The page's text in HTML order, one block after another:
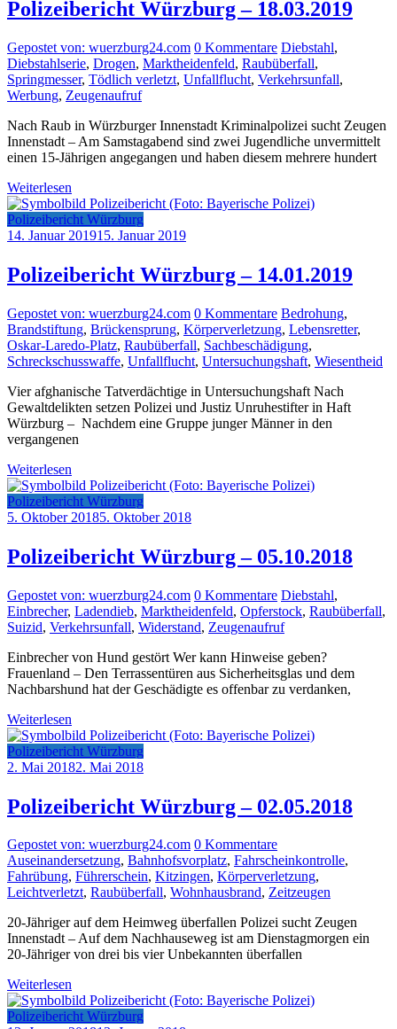
Polizeibericht Würzburg – 18.03.2019
Gepostet von: wuerzburg24.com 0 Kommentare Diebstahl,
Diebstahlserie, Drogen, Marktheidenfeld, Raubüberfall,
Springmesser, Tödlich verletzt, Unfallflucht, Verkehrsunfall,
Werbung, Zeugenaufruf
Nach Raub in Würzburger Innenstadt Kriminalpolizei sucht Zeugen
Innenstadt – Am Samstagabend sind zwei Jugendliche unvermittelt
einen 15-Jährigen angegangen und haben diesem mehrere hundert
Weiterlesen
Polizeibericht Würzburg
14. Januar 201915. Januar 2019
Polizeibericht Würzburg – 14.01.2019
Gepostet von: wuerzburg24.com 0 Kommentare Bedrohung,
Brandstiftung, Brückensprung, Körperverletzung, Lebensretter,
Oskar-Laredo-Platz, Raubüberfall, Sachbeschädigung,
Schreckschusswaffe, Unfallflucht, Untersuchungshaft, Wiesentheid
Vier afghanische Tatverdächtige in Untersuchungshaft Nach
Gewaltdelikten setzen Polizei und Justiz Unruhestifter in Haft
Würzburg – Nachdem eine Gruppe junger Männer in den
vergangenen
Weiterlesen
Polizeibericht Würzburg
5. Oktober 20185. Oktober 2018
Polizeibericht Würzburg – 05.10.2018
Gepostet von: wuerzburg24.com 0 Kommentare Diebstahl,
Einbrecher, Ladendieb, Marktheidenfeld, Opferstock, Raubüberfall,
Suizid, Verkehrsunfall, Widerstand, Zeugenaufruf
Einbrecher von Hund gestört Wer kann Hinweise geben?
Frauenland – Den Terrassentüren aus Sicherheitsglas und dem
Nachbarshund hat der Geschädigte es offenbar zu verdanken,
Weiterlesen
Polizeibericht Würzburg
2. Mai 20182. Mai 2018
Polizeibericht Würzburg – 02.05.2018
Gepostet von: wuerzburg24.com 0 Kommentare
Auseinandersetzung, Bahnhofsvorplatz, Fahrscheinkontrolle,
Fahrübung, Führerschein, Kitzingen, Körperverletzung,
Leichtverletzt, Raubüberfall, Wohnhausbrand, Zeitzeugen
20-Jähriger auf dem Heimweg überfallen Polizei sucht Zeugen
Innenstadt – Auf dem Nachhauseweg ist am Dienstagmorgen ein
20-Jähriger von drei bis vier Unbekannten überfallen
Weiterlesen
Polizeibericht Würzburg